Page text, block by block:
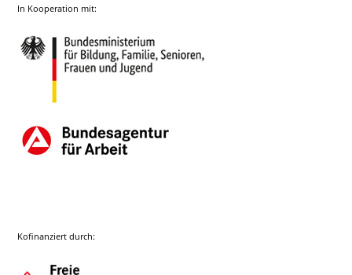
In Kooperation mit:
Kofinanziert durch: